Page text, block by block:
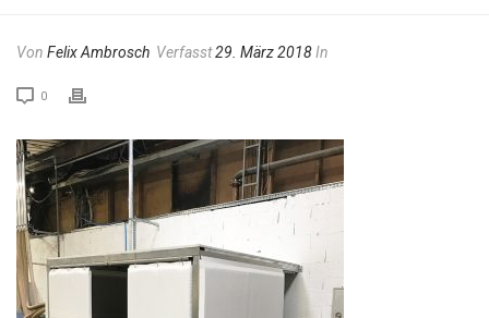
Von Felix Ambrosch Verfasst29. März 2018In
0